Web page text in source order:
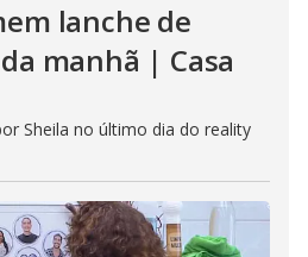
lanche de
manhã | Casa
Sheila no último dia do reality